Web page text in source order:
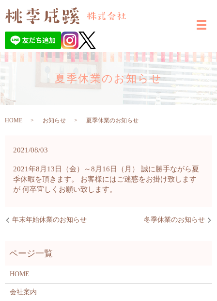
夏季休業のお知らせ
HOME お知らせ 夏季休業のお知らせ
2021/08/03
2021年8月13日（金）～8月16日（月） 誠に勝手ながら夏
季休暇を頂きます。 お客様にはご迷惑をお掛け致します
が 何卒宜しくお願い致します。
年末年始休業のお知らせ 冬季休業のお知らせ
HOME
会社案内